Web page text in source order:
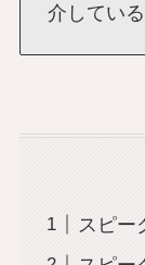
介してい
スピー